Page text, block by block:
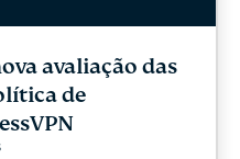
avaliação das
de